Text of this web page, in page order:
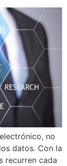
no
datos. Con la
recurren cada